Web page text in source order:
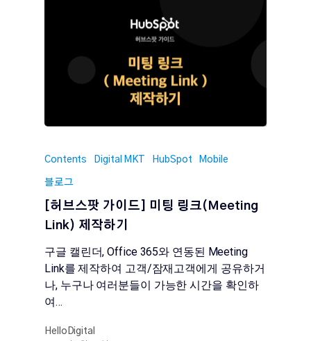
Contents Digital MKT HubSpot Mobile
블로그
​​[허브스팟 가이드] 미팅 링크(Meeting
Link) 제작하기
구글 캘린더, Office 365와 연동된 Meeting
Link를 제작하여 고객/잠재고객에게 공유하거
나, 누구나 여러분들이 가능한 시간을 확인하
여…
HelloDigital